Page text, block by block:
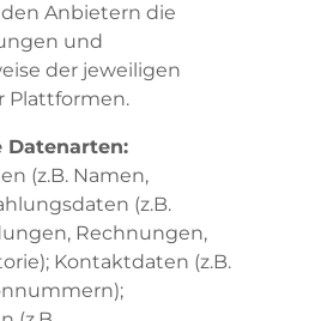
Anbietern die
und
der jeweiligen
Plattformen.
Datenarten:
(z.B. Namen,
(z.B.
Rechnungen,
Kontaktdaten (z.B.